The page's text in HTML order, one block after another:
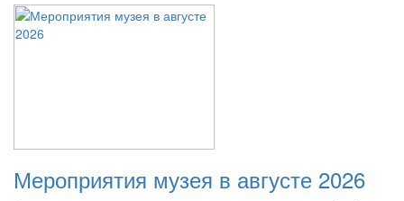
Мероприятия музея в августе 2026